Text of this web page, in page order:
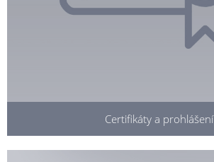
Certifikáty a prohlášení